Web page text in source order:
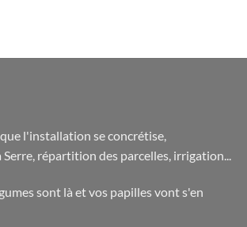
l'installation se concrétise,
répartition des parcelles, irrigation...
sont là et vos papilles vont s'en